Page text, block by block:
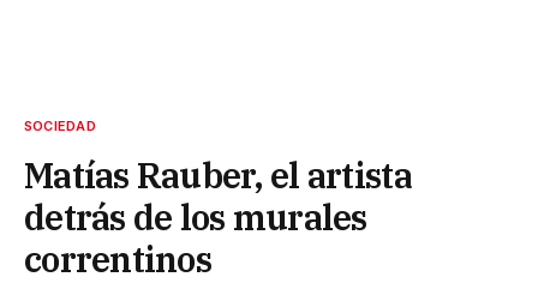
SOCIEDAD
Matías Rauber, el artista
detrás de los murales
correntinos